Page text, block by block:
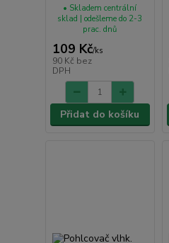
109 Kč/ks
90 Kč bez
DPH
• Skladem centrální
sklad | odešleme do 2-3
prac. dnů
Přidat do košíku